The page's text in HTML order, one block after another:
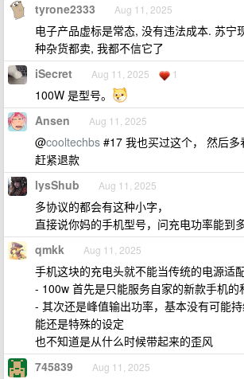
tyrone2333 Aug 11, 2025
电子产品虚标是常态, 没有违法成本. 苏宁
种杂货都卖, 我都不信它了
iSecret Aug 11, 2025 1
100W 是型号。
Ansen Aug 11, 2025
@cooltechbs #17 我也买过这个， 然后多
赶紧退款
lysShub Aug 11, 2025
多协议的都会有这种小字，
直接说你妈的手机型号，问充电功率能到
qmkk Aug 11, 2025
手机这块的充电头就不能当传统的电源适
- 100w 首先是只能服务自家的新款手机的
- 其次还是峰值输出功率，基本没有可能
能还是特殊的设定
也不知道是从什么时候带起来的歪风
745839 Aug 11, 2025